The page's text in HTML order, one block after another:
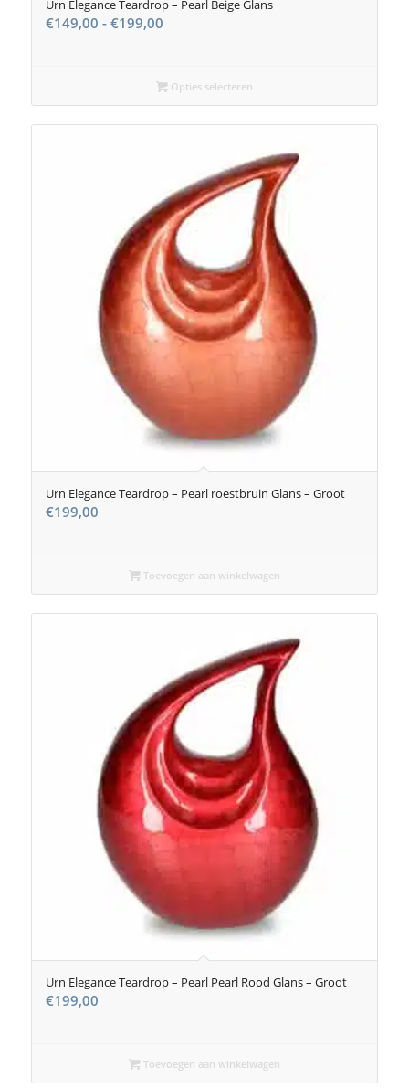
Urn Elegance Teardrop – Pearl Beige Glans
€149,00 - €199,00Prijsklasse:
€199,00
Opties selecteren
Urn Elegance Teardrop – Pearl roestbruin Glans – Groot
€199,00
Toevoegen aan winkelwagen
Urn Elegance Teardrop – Pearl Pearl Rood Glans – Groot
€199,00
Toevoegen aan winkelwagen